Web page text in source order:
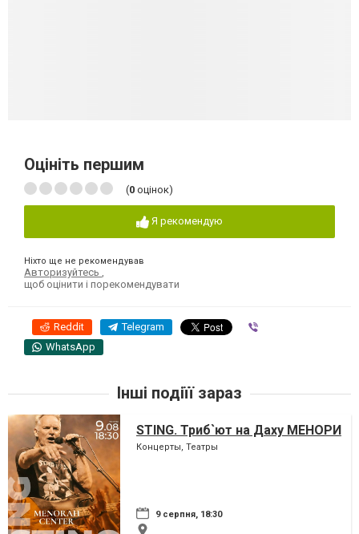
Оцініть першим
(0 оцінок)
Я рекомендую
Ніхто ще не рекомендував
Авторизуйтесь
щоб оцінити і порекомендувати
Reddit Telegram
WhatsApp
Інші подіїї зараз
STING. Триб`ют на Даху МЕНОРИ
Концерты, Театры
9 серпня, 18:30